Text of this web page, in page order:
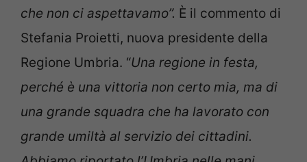
che non ci aspettavamo”. È il commento di
Stefania Proietti, nuova presidente della
Regione Umbria. “Una regione in festa,
perché è una vittoria non certo mia, ma di
una grande squadra che ha lavorato con
grande umiltà al servizio dei cittadini.